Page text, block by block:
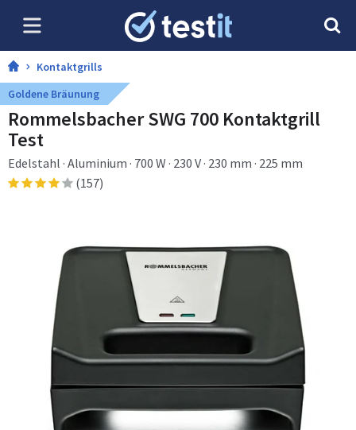
Kontaktgrills
Goldene Bräunung
Rommelsbacher SWG 700 Kontaktgrill
Test
Edelstahl · Aluminium · 700 W · 230 V · 230 mm · 225 mm
(157)